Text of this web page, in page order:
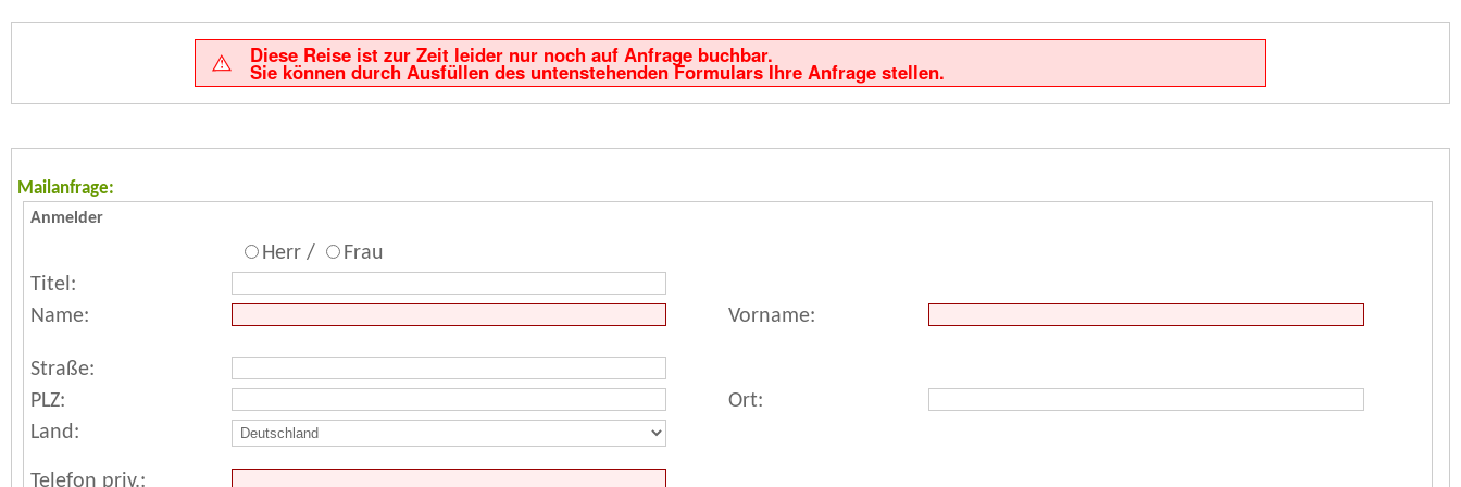
Diese Reise ist zur Zeit leider nur noch auf Anfrage buchbar.
Sie können durch Ausfüllen des untenstehenden Formulars Ihre Anfrage stellen.
Mailanfrage:
Anmelder
Herr /
Frau
Titel:
Name:
Vorname:
Straße:
PLZ:
Ort:
Land:
Telefon priv.: